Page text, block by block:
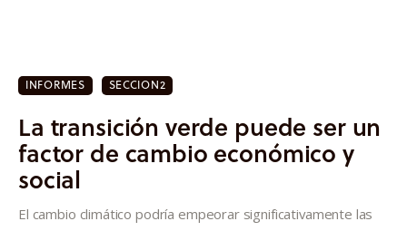
Investigación
Proyectos
Informes
INFORMES SECCION2
La transición verde puede ser un
factor de cambio económico y
social
El cambio climático podría empeorar significativamente las